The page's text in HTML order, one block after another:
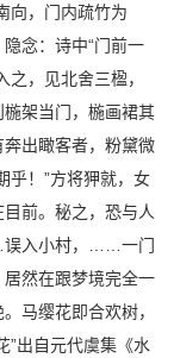
向，门内疏竹为
念：诗中“门前一
，见北舍三楹，
架当门，椸画裙其
奔出瞰客者，粉黛微
乎！”方将狎就，女
前。秘之，恐与人
误入小村，……一门
然在跟梦境完全一
马缨花即合欢树，
”出自元代虞集《水